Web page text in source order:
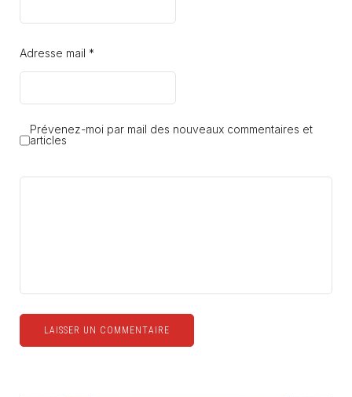
Adresse mail *
Prévenez-moi par mail des nouveaux commentaires et
articles